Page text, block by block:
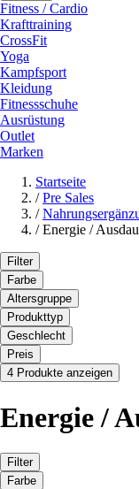
Fitness / Cardio
Krafttraining
CrossFit
Yoga
Kampfsport
Kleidung
Fitnessschuhe
Ausrüstung
Outlet
Marken
Startseite
/ Pre Sales
/
/ Energie /
Filter
Farbe
Altersgruppe
Produkttyp
Geschlecht
Preis
4 Produkte anzeigen
Energie /
Filter
Farbe